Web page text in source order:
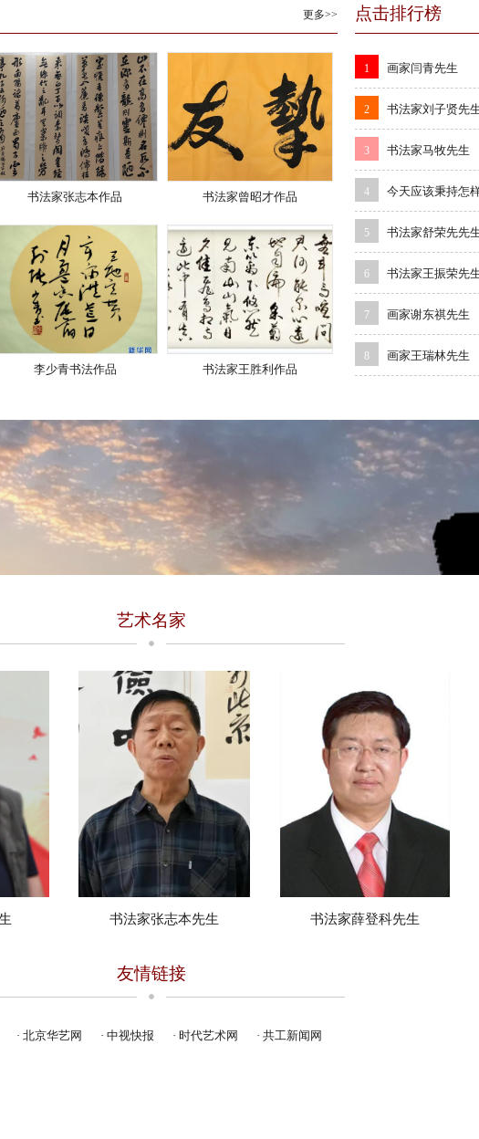
更多>>
书法家张志本作品 书法家曾昭才作品
李少青书法作品 书法家王胜利作品
点击排行榜
1 画家闫青先生
2 书法家刘子贤先
3 书法家马牧先生
4 今天应该秉持
5 书法家舒荣先先
6 书法家王振荣先
7 画家谢东祺先生
8 画家王瑞林先生
艺术名家
书法家张志本先生 书法家薛登科先生
友情链接
· 北京华艺网 · 中视快报 · 时代艺术网 · 共工新闻网